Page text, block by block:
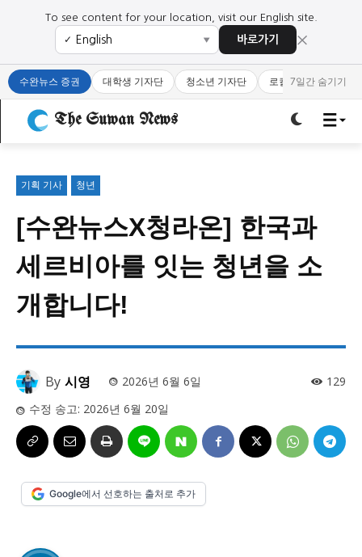
로그인하세요
주요 뉴스
정치
연예
특집 기사 바로가기 :
시 문학 (문학산책)
보도 사진 정치 사회 경제 트렌드
지역 & 글로벌 뉴스
충청지역
로그인하세요
주요 뉴스
정치
연예
특집 기사 바로가기 :
시 문학 (문학산책)
보도 사진 정치 사회 경제 트렌드
지역 & 글로벌 뉴스
충청지역
To see content for your location, visit our English site.
✓ ▼ 바로가기 ×
수완뉴스 증권 대학생 기자단 청소년 기자단 로컬 큐레이터
7일간 숨기기
The Suwan News
기획 기사 청년
[수완뉴스X청라온] 한국과
세르비아를 잇는 청년을 소
개합니다!
By 시영 2026년 6월 6일
129
수정 송고: 2026년 6월 20일
Google에서 선호하는 출처로 추가